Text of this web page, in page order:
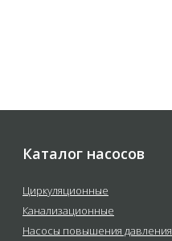
Каталог насосов
Циркуляционные
Канализационные
Насосы повышения давления